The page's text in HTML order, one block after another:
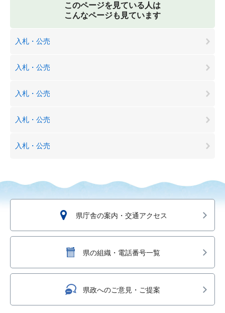
このページを見ている人は
こんなページも見ています
入札・公売
入札・公売
入札・公売
入札・公売
入札・公売
県庁舎の案内・交通アクセス
県の組織・電話番号一覧
県政へのご意見・ご提案